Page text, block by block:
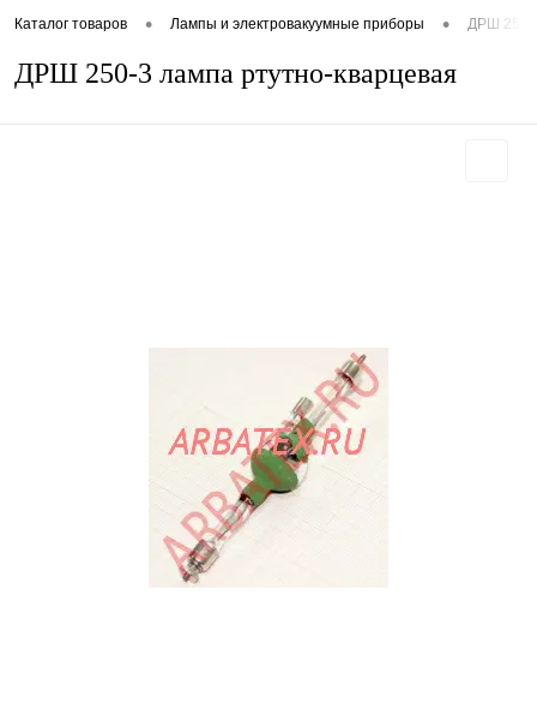
Каталог товаров • Лампы и электровакуумные приборы • ДРШ 250-
ДРШ 250-3 лампа ртутно-кварцевая